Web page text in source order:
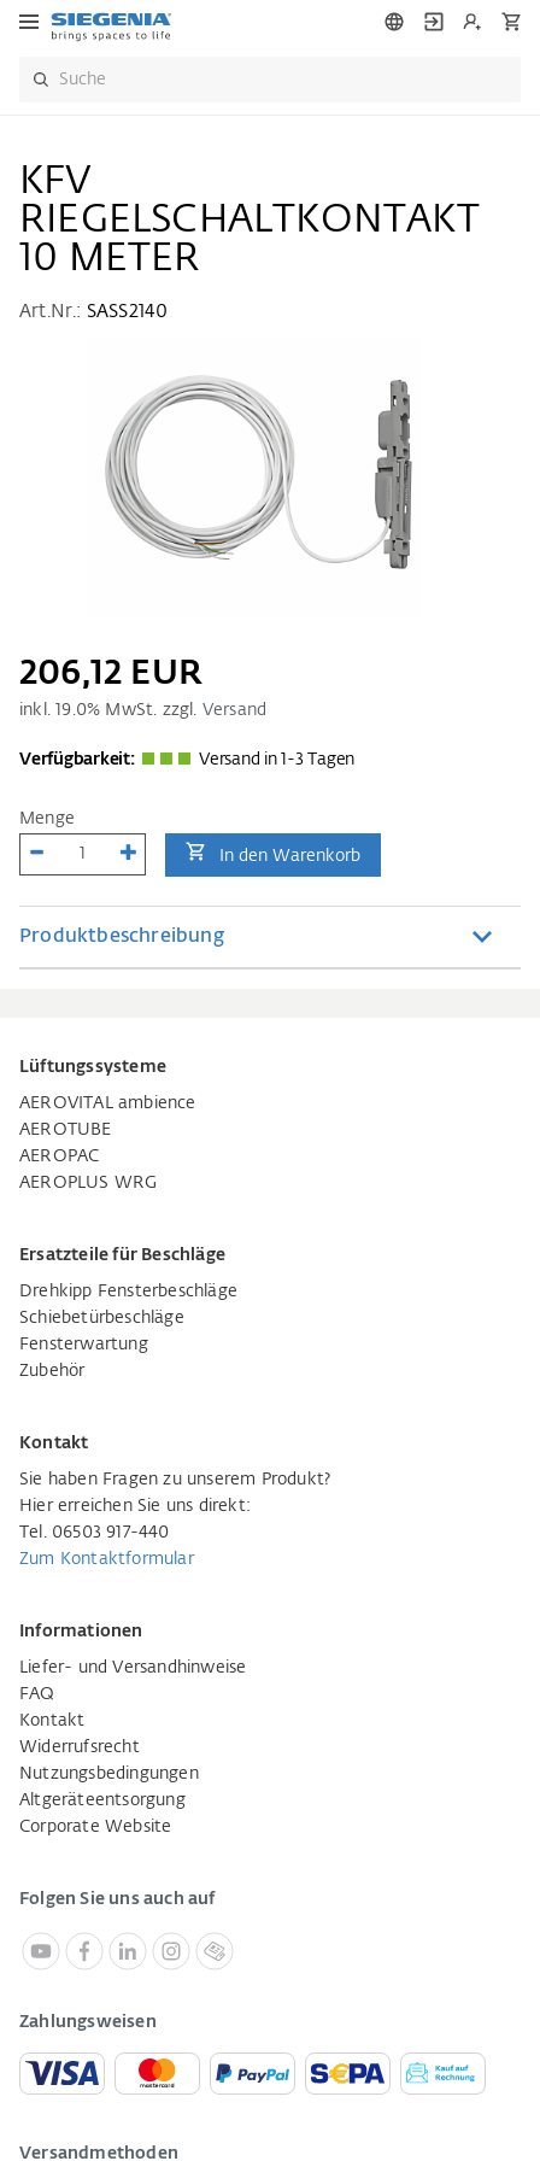
KFV
RIEGELSCHALTKONTAKT
10 METER
Art.Nr.: SASS2140
206,12 EUR
inkl.19.0% MwSt. zzgl. Versand
Verfügbarkeit: Versand in 1-3 Tagen
Menge
In den Warenkorb
Produktbeschreibung
Lüftungssysteme
AEROVITAL ambience
AEROTUBE
AEROPAC
AEROPLUS WRG
Ersatzteile für Beschläge
Drehkipp Fensterbeschläge
Schiebetürbeschläge
Fensterwartung
Zubehör
Kontakt
Sie haben Fragen zu unserem Produkt?
Hier erreichen Sie uns direkt:
Tel. 06503 917-440
Zum Kontaktformular
Informationen
Liefer- und Versandhinweise
FAQ
Kontakt
Widerrufsrecht
Nutzungsbedingungen
Altgeräteentsorgung
Corporate Website
Folgen Sie uns auch auf
Zahlungsweisen
Versandmethoden